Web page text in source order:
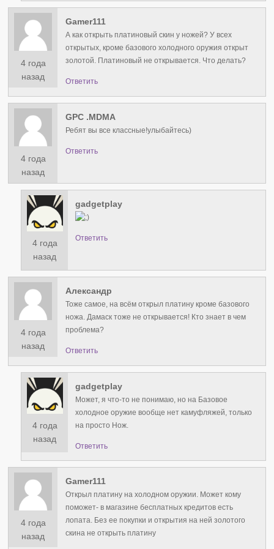
4 года
назад
Gamer111
А как открыть платиновый скин у ножей? У всех
открытых, кроме базового холодного оружия открыт
золотой. Платиновый не открывается. Что делать?
Ответить
4 года
назад
GPC .MDMA
Ребят вы все классные!улыбайтесь)
Ответить
4 года
назад
gadgetplay
Ответить
4 года
назад
Александр
Тоже самое, на всём открыл платину кроме базового
ножа. Дамаск тоже не открывается! Кто знает в чем
проблема?
Ответить
4 года
назад
gadgetplay
Может, я что-то не понимаю, но на Базовое
холодное оружие вообще нет камуфляжей, только
на просто Нож.
Ответить
4 года
назад
Gamer111
Открыл платину на холодном оружии. Может кому
поможет- в магазине бесплатных кредитов есть
лопата. Без ее покупки и открытия на ней золотого
скина не открыть платину